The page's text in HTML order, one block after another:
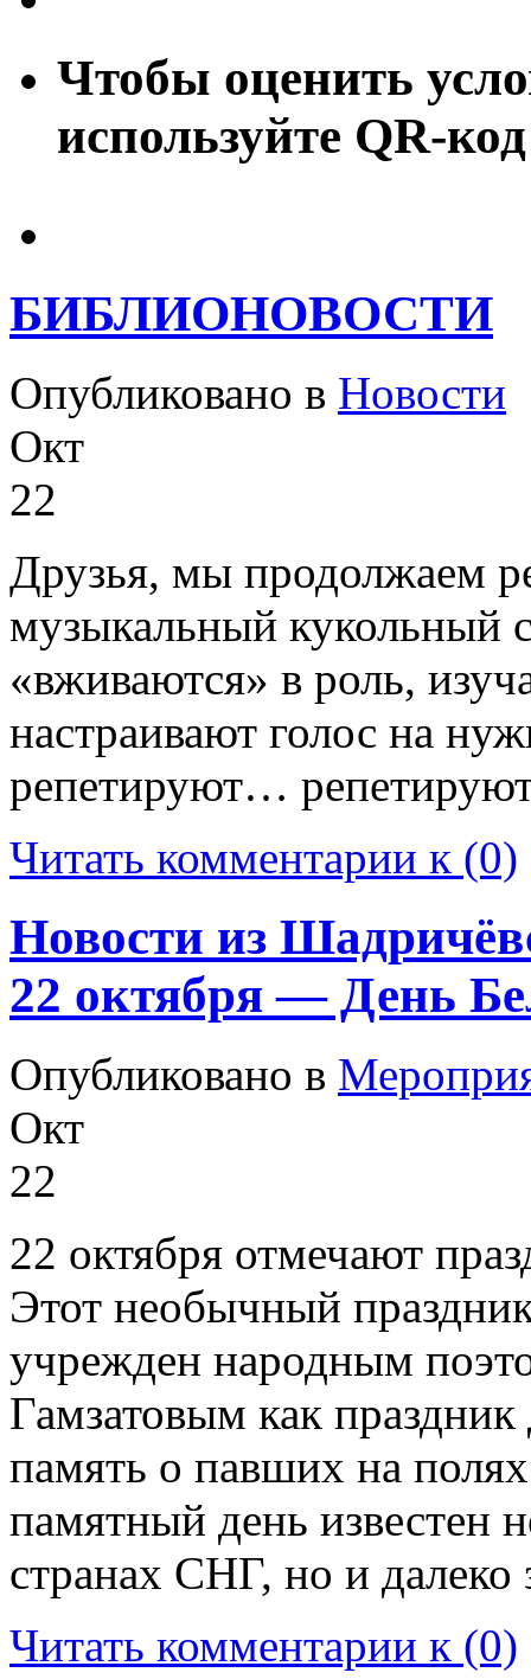
Чтобы оценить
используйте QR-код
БИБЛИОНОВОСТИ
Опубликовано в Новости
Окт
22
Друзья, мы продолжаем
музыкальный кукольный
«вживаются» в роль,
настраивают голос на
репетируют…
Читать комментарии к (0)
Новости из
22 октября — День
Опубликовано в
Окт
22
22 октября отмечают
Этот необычный
учрежден народным
Гамзатовым как праздник
память о павших на
памятный день известен
странах СНГ, но и
Читать комментарии к (0)